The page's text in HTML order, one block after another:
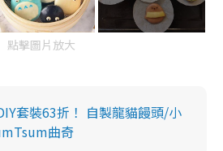
點擊圖片放大
套裝63折！ 自製龍貓饅頭/小
曲奇